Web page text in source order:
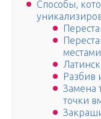
Способы,
местами
Разбив
Замена
точки